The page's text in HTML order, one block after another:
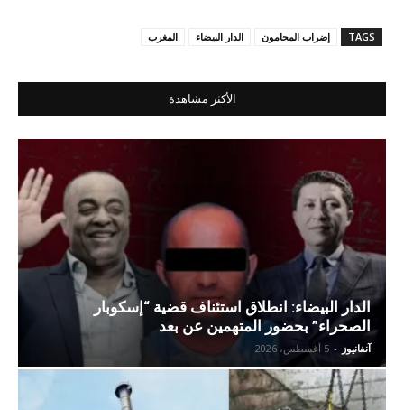
TAGS إضراب المحامون الدار البيضاء المغرب
الأكثر مشاهدة
الدار البيضاء: انطلاق استئناف قضية “إسكوبار
الصحراء” بحضور المتهمين عن بعد
آنفانيوز - 5 أغسطس، 2026